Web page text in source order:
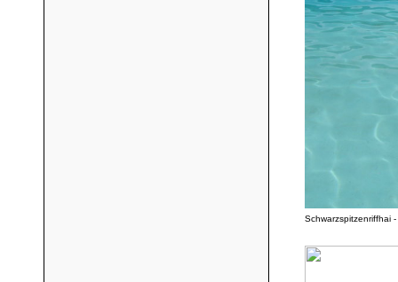
Schwarzspitzenriffhai